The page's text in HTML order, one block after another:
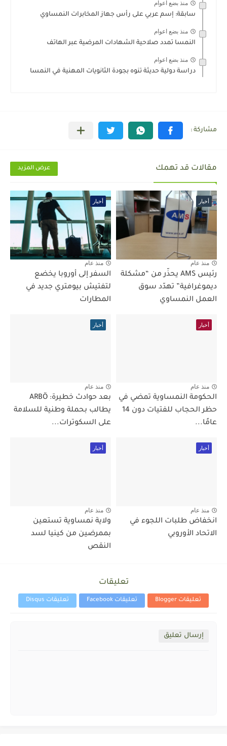
منذ بضع اعوام
سابقة: إسم عربي على رأس جهاز المخابرات النمساوي
منذ بضع اعوام
النمسا تمدد صلاحية الشهادات المرضية عبر الهاتف
منذ بضع اعوام
دراسة دولية حديثة تنوه بجودة الثانويات المهنية في النمسا
مقالات قد تهمك عرض المزيد
أخبار
منذ عام
رئيس AMS يحذّر من “مشكلة
ديموغرافية” تهدّد سوق
العمل النمساوي
أخبار
منذ عام
السفر إلى أوروبا يخضع
لتفتيش بيومتري جديد في
المطارات
أخبار
منذ عام
الحكومة النمساوية تمضي في
حظر الحجاب للفتيات دون 14
عامًا...
أخبار
منذ عام
بعد حوادث خطيرة: ARBÖ
يطالب بحملة وطنية للسلامة
على السكوترات...
أخبار
منذ عام
انخفاض طلبات اللجوء في
الاتحاد الأوروبي
أخبار
منذ عام
ولاية نمساوية تستعين
بممرضين من كينيا لسد
النقص
تعليقات
تعليقات Blogger تعليقات Facebook تعليقات Disqus
إرسال تعليق